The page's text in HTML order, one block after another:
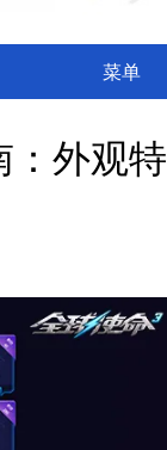
菜单
外观特